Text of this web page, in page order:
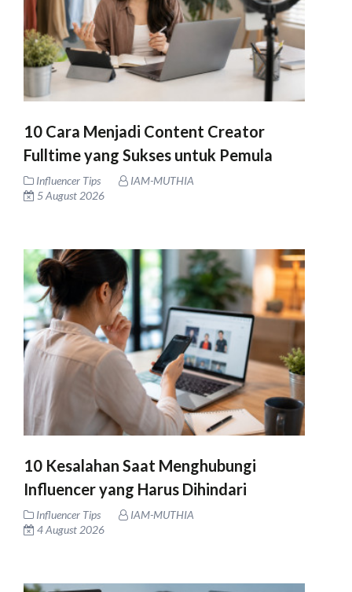
10 Cara Menjadi Content Creator
Fulltime yang Sukses untuk Pemula
Influencer Tips
IAM-MUTHIA
5 August 2026
10 Kesalahan Saat Menghubungi
Influencer yang Harus Dihindari
Influencer Tips
IAM-MUTHIA
4 August 2026